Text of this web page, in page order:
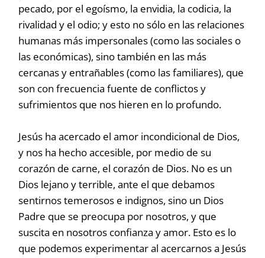
pecado, por el egoísmo, la envidia, la codicia, la
rivalidad y el odio; y esto no sólo en las relaciones
humanas más impersonales (como las sociales o
las económicas), sino también en las más
cercanas y entrañables (como las familiares), que
son con frecuencia fuente de conflictos y
sufrimientos que nos hieren en lo profundo.
Jesús ha acercado el amor incondicional de Dios,
y nos ha hecho accesible, por medio de su
corazón de carne, el corazón de Dios. No es un
Dios lejano y terrible, ante el que debamos
sentirnos temerosos e indignos, sino un Dios
Padre que se preocupa por nosotros, y que
suscita en nosotros confianza y amor. Esto es lo
que podemos experimentar al acercarnos a Jesús